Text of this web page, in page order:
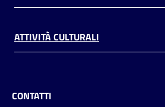
ATTIVITÀ CULTURALI
CONTATTI